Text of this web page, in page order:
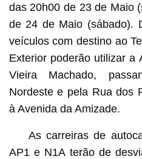
das 20h00 de 23 de Maio
de 24 de Maio (sábado).
veículos com destino ao
Exterior poderão utilizar a
Vieira Machado,
Nordeste e pela Rua dos
à Avenida da Amizade.
As carreiras de
AP1 e N1A terão de